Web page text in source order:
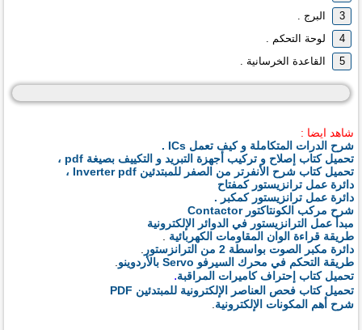
البرج .
لوحة التحكم .
القاعدة الخرسانية .
شاهد ايضا :
شرح الدرات المتكاملة و كيف تعمل ICs .
تحميل كتاب إصلاح و تركيب أجهزة التبريد و التكييف بصيغة pdf ،
تحميل كتاب شرح الأنفرتر من الصفر للمبتدئين Inverter pdf ،
دائرة عمل ترانزيستور كمفتاح
دائرة عمل ترانزيستور كمكبر .
شرح مركب الكونتاكتور Contactor
مبدأ عمل الترانزيستور في الدوائر الإلكترونية
طريقة قراءة الوان المقاومات الكهربائية
دائرة مكبر الصوت بواسطة 2 من الترانزستور
طريقة التحكم في محرك السيرفو Servo بالأردوينو
تحميل كتاب إحتراف كاميرات المراقبة.
تحميل كتاب فحص العناصر الإلكترونية للمبتدئين PDF
شرح أهم المكونات الإلكترونية